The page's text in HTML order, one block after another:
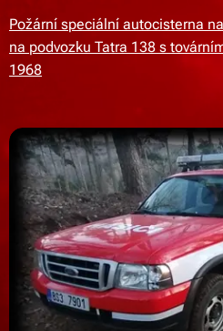
Požární speciální autocisterna
na podvozku Tatra 138 s
1968